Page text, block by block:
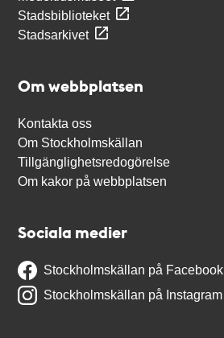
Stadsbiblioteket
Stadsarkivet
Om webbplatsen
Kontakta oss
Om Stockholmskällan
Tillgänglighetsredogörelse
Om kakor på webbplatsen
Sociala medier
Stockholmskällan på Facebook
Stockholmskällan på Instagram